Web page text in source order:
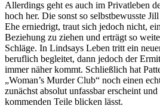
Allerdings geht es auch im Privatleben
hoch her. Die sonst so selbstbewusste
Ehe erniedrigt, traut sich jedoch nicht,
Beziehung zu ziehen und erträgt so
Schläge. In Lindsays Leben tritt ein
beruflich begleitet, dann jedoch der
immer näher kommt. Schließlich hat
„Woman’s Murder Club“ noch einen
zunächst absolut unfassbar erscheint
kommenden Teile blicken lässt.